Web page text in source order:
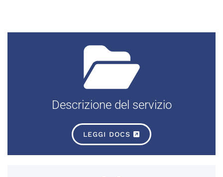
Descrizione del servizio
LEGGI DOCS